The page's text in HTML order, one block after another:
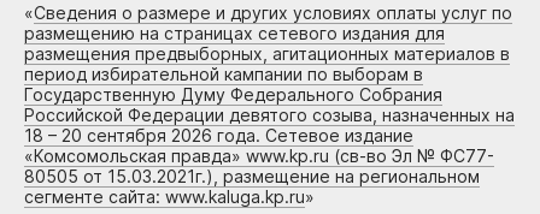
«Сведения о размере и других условиях оплаты услуг по
размещению на страницах сетевого издания для
размещения предвыборных, агитационных материалов в
период избирательной кампании по выборам в
Государственную Думу Федерального Собрания
Российской Федерации девятого созыва, назначенных на
18 – 20 сентября 2026 года. Сетевое издание
«Комсомольская правда» www.kp.ru (св-во Эл № ФС77-
80505 от 15.03.2021г.), размещение на региональном
сегменте сайта: www.kaluga.kp.ru»